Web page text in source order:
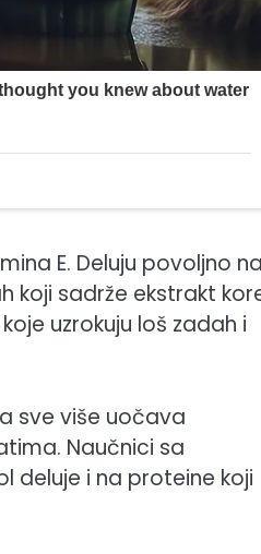
E. Deluju povoljno
koji sadrže ekstrakt
uzrokuju loš zadah i
sve više uočava
Naučnici sa
deluje i na proteine koji